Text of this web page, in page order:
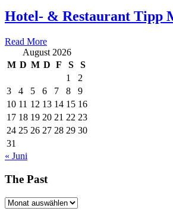
Hotel- & Restaurant Tipp
Read More
August 2026
M D M D F S
S
1
2
3
4 5 6 7 8
9
10 11 12 13 14 15 16
17 18 19 20 21 22 23
24 25 26 27 28 29 30
31
« Juni
The Past
The